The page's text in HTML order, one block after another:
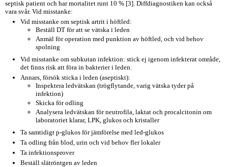
septisk patient och har mortalitet runt 10 % [3]. Diffdiagnostiken kan också
vara svår. Vid misstanke:
Vid misstanke om septisk artrit i höftled:
Beställ DT för att se vätska i leden
Anmäl för operation med punktion av höftled, och vid behov
spolning
Vid misstanke om subkutan infektion: stick ej igenom infekterat område,
det finns risk att föra in bakterier i leden.
Annars, försök sticka i leden (aseptiskt):
Inspektera ledvätskan (trögflytande, varig vätska tyder på
infektion)
Skicka för odling
Analysera ledvätskan för neutrofila, laktat och procalcitonin om
laboratoriet klarar, LPK, glukos och kristaller
Ta samtidigt p-glukos för jämförelse med led-glukos
Ta odling från blod, urin och vid behov fler lokaler
Ta infektionsprover
Beställ slätröntgen av leden